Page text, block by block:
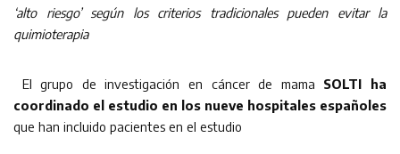
‘alto riesgo’ según los criterios tradicionales pueden evitar la
quimioterapia
El grupo de investigación en cáncer de mama SOLTI ha
coordinado el estudio en los nueve hospitales españoles
que han incluido pacientes en el estudio